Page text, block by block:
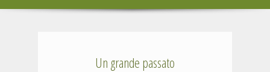
Un grande passato